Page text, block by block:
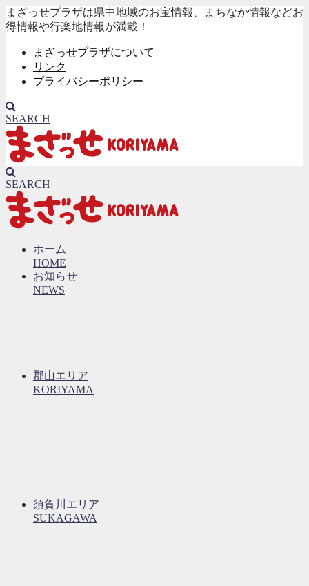
まざっせプラザは県中地域のお宝情報、まちなか情報などお
得情報や行楽地情報が満載！
まざっせプラザについて
リンク
プライバシーポリシー
SEARCH
SEARCH
ホーム
HOME
お知らせ
NEWS
郡山エリア
KORIYAMA
須賀川エリア
SUKAGAWA